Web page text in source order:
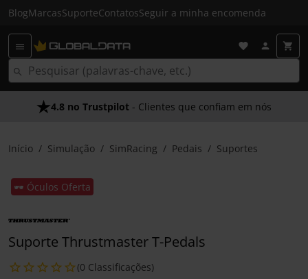
BlogMarcasSuporteContatosSeguir a minha encomenda
4.8 no Trustpilot - Clientes que confiam em nós
Início Simulação SimRacing Pedais Suportes
🕶️ Óculos Oferta
Suporte Thrustmaster T-Pedals
(0 Classificações)